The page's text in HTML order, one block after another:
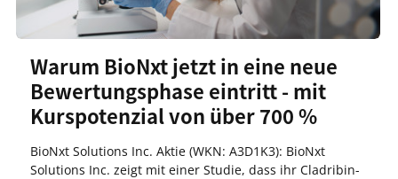
Warum BioNxt jetzt in eine neue
Bewertungsphase eintritt - mit
Kurspotenzial von über 700 %
BioNxt Solutions Inc. Aktie (WKN: A3D1K3): BioNxt
Solutions Inc. zeigt mit einer Studie, dass ihr Cladribin-